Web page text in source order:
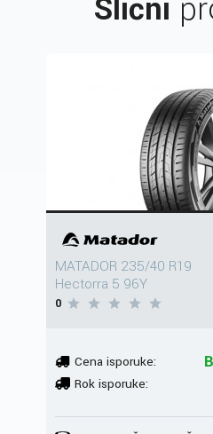
Slični
MATADOR 235/40 R19
Hectorra 5 96Y
0
Cena isporuke:
Rok isporuke: